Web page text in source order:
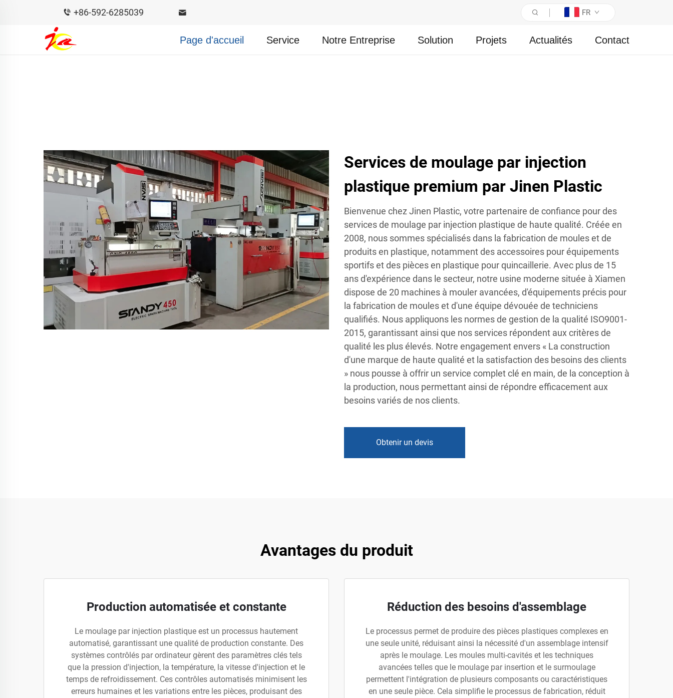
+86-592-6285039 FR
Page d'accueil Service Notre Entreprise Solution Projets Actualités Contact
Services de moulage par injection
plastique premium par Jinen Plastic
Bienvenue chez Jinen Plastic, votre partenaire de confiance pour des
services de moulage par injection plastique de haute qualité. Créée en
2008, nous sommes spécialisés dans la fabrication de moules et de
produits en plastique, notamment des accessoires pour équipements
sportifs et des pièces en plastique pour quincaillerie. Avec plus de 15
ans d'expérience dans le secteur, notre usine moderne située à Xiamen
dispose de 20 machines à mouler avancées, d'équipements précis pour
la fabrication de moules et d'une équipe dévouée de techniciens
qualifiés. Nous appliquons les normes de gestion de la qualité ISO9001-
2015, garantissant ainsi que nos services répondent aux critères de
qualité les plus élevés. Notre engagement envers « La construction
d'une marque de haute qualité et la satisfaction des besoins des clients
» nous pousse à offrir un service complet clé en main, de la conception à
la production, nous permettant ainsi de répondre efficacement aux
besoins variés de nos clients.
Obtenir un devis
Avantages du produit
Production automatisée et constante
Le moulage par injection plastique est un processus hautement
automatisé, garantissant une qualité de production constante. Des
systèmes contrôlés par ordinateur gèrent des paramètres clés tels
que la pression d'injection, la température, la vitesse d'injection et le
temps de refroidissement. Ces contrôles automatisés minimisent les
erreurs humaines et les variations entre les pièces, produisant des
Réduction des besoins d'assemblage
Le processus permet de produire des pièces plastiques complexes en
une seule unité, réduisant ainsi la nécessité d'un assemblage intensif
après le moulage. Les moules multi-cavités et les techniques
avancées telles que le moulage par insertion et le surmoulage
permettent l'intégration de plusieurs composants ou caractéristiques
en une seule pièce. Cela simplifie le processus de fabrication, réduit